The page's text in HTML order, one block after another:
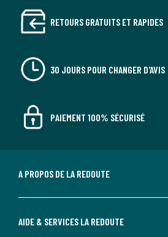
RETOURS GRATUITS ET RAPIDES
30 JOURS POUR CHANGER D'AVIS
PAIEMENT 100% SÉCURISÉ
A PROPOS DE LA REDOUTE
AIDE & SERVICES LA REDOUTE